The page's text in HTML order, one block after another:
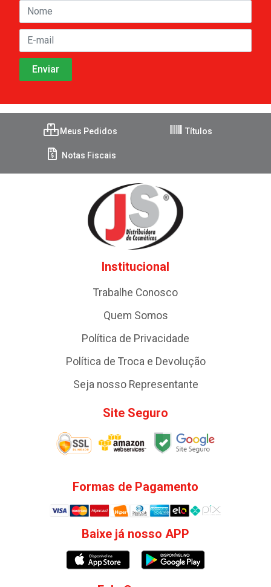
Meus Pedidos Títulos
Notas Fiscais
Institucional
Trabalhe Conosco
Quem Somos
Política de Privacidade
Política de Troca e Devolução
Seja nosso Representante
Site Seguro
Formas de Pagamento
Baixe já nosso APP